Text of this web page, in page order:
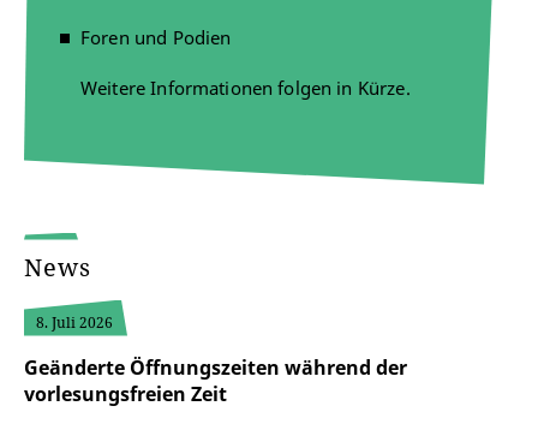
Foren und Podien
Weitere Informationen folgen in Kürze.
News
8. Juli 2026
Geänderte Öffnungszeiten während der
vorlesungsfreien Zeit